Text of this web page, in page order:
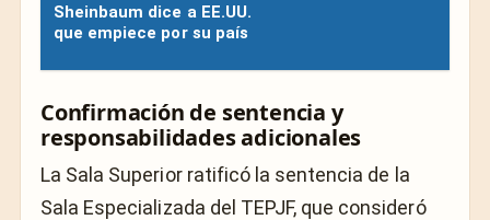
Sheinbaum dice a EE.UU.
que empiece por su país
Confirmación de sentencia y
responsabilidades adicionales
La Sala Superior ratificó la sentencia de la
Sala Especializada del TEPJF, que consideró